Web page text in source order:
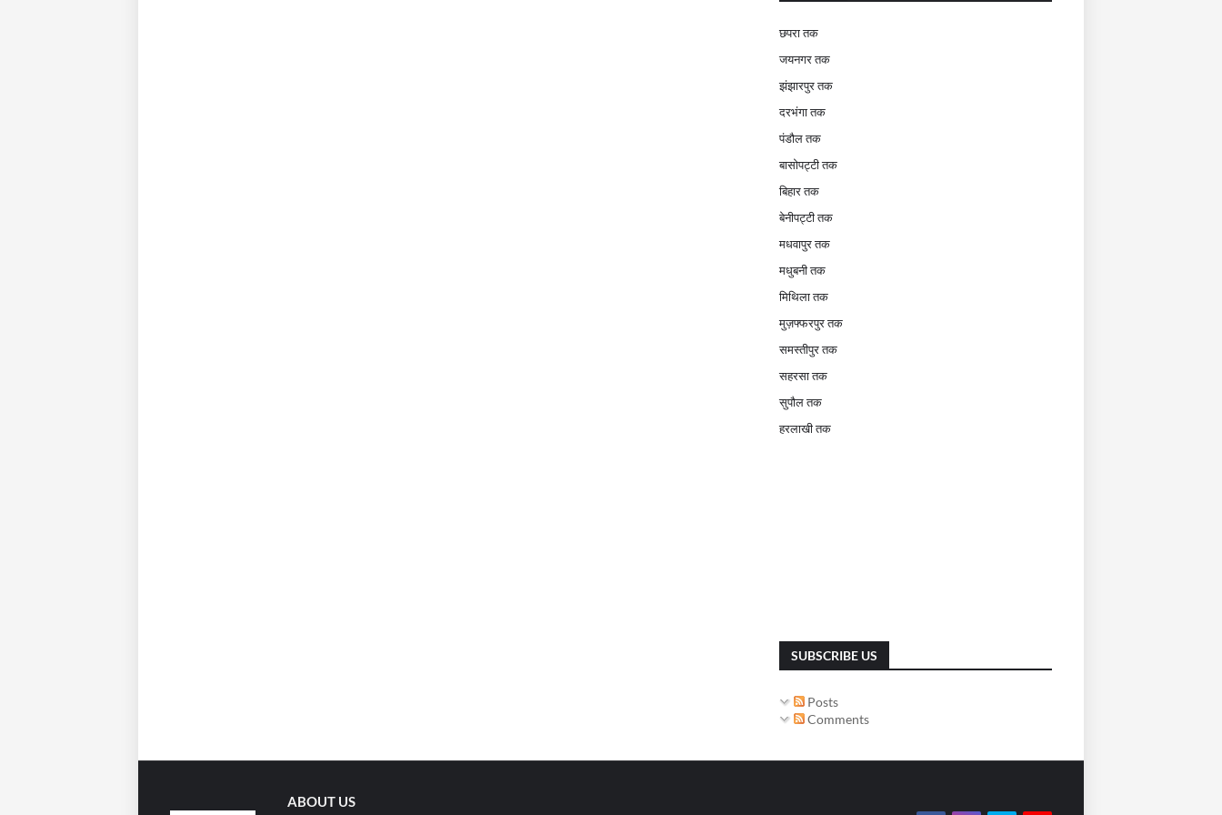
छपरा तक
जयनगर तक
झंझारपुर तक
दरभंगा तक
पंडौल तक
बासोपट्टी तक
बिहार तक
बेनीपट्टी तक
मधवापुर तक
मधुबनी तक
मिथिला तक
मुज़फ्फरपुर तक
समस्तीपुर तक
सहरसा तक
सुपौल तक
हरलाखी तक
SUBSCRIBE US
Posts
Comments
ABOUT US